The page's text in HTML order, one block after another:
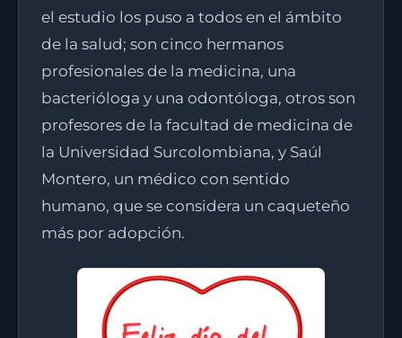
el estudio los puso a todos en el ámbito
de la salud; son cinco hermanos
profesionales de la medicina, una
bacterióloga y una odontóloga, otros son
profesores de la facultad de medicina de
la Universidad Surcolombiana, y Saúl
Montero, un médico con sentido
humano, que se considera un caqueteño
más por adopción.